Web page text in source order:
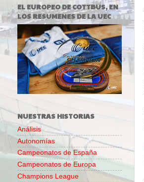
EL EUROPEO DE COTTBUS, EN
LOS RESUMENES DE LA UEC
NUESTRAS HISTORIAS
Análisis
Autonomías
Campeonatos de España
Campeonatos de Europa
Champions League